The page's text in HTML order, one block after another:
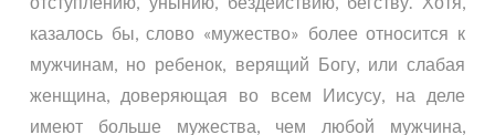
казалось бы, слово «мужество» более относится к
мужчинам, но ребенок, верящий Богу, или слабая
женщина, доверяющая во всем Иисусу, на деле
имеют больше мужества, чем любой мужчина,